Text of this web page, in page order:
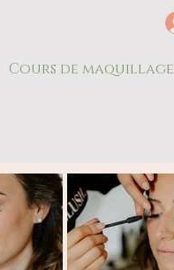
Cours de maquillage